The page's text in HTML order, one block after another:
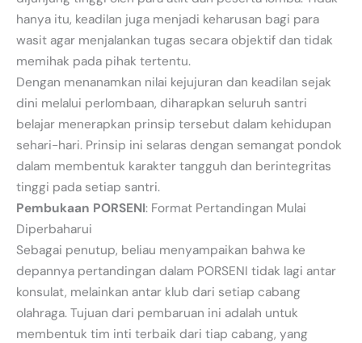
hanya itu, keadilan juga menjadi keharusan bagi para
wasit agar menjalankan tugas secara objektif dan tidak
memihak pada pihak tertentu.
Dengan menanamkan nilai kejujuran dan keadilan sejak
dini melalui perlombaan, diharapkan seluruh santri
belajar menerapkan prinsip tersebut dalam kehidupan
sehari-hari. Prinsip ini selaras dengan semangat pondok
dalam membentuk karakter tangguh dan berintegritas
tinggi pada setiap santri.
Pembukaan PORSENI: Format Pertandingan Mulai
Diperbaharui
Sebagai penutup, beliau menyampaikan bahwa ke
depannya pertandingan dalam PORSENI tidak lagi antar
konsulat, melainkan antar klub dari setiap cabang
olahraga. Tujuan dari pembaruan ini adalah untuk
membentuk tim inti terbaik dari tiap cabang, yang